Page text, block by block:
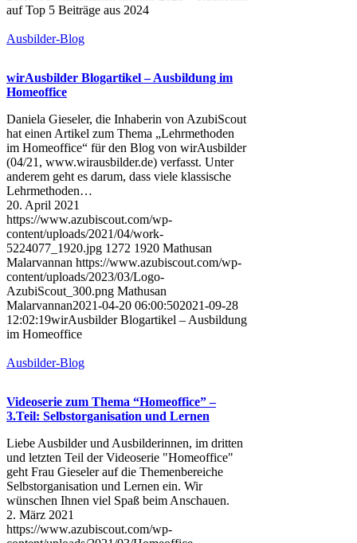
auf Top 5 Beiträge aus 2024
Ausbilder-Blog
wirAusbilder Blogartikel – Ausbildung im
Homeoffice
Daniela Gieseler, die Inhaberin von AzubiScout
hat einen Artikel zum Thema „Lehrmethoden
im Homeoffice“ für den Blog von wirAusbilder
(04/21, www.wirausbilder.de) verfasst. Unter
anderem geht es darum, dass viele klassische
Lehrmethoden…
20. April 2021
https://www.azubiscout.com/wp-
content/uploads/2021/04/work-
5224077_1920.jpg 1272 1920 Mathusan
Malarvannan https://www.azubiscout.com/wp-
content/uploads/2023/03/Logo-
AzubiScout_300.png Mathusan
Malarvannan2021-04-20 06:00:502021-09-28
12:02:19wirAusbilder Blogartikel – Ausbildung
im Homeoffice
Ausbilder-Blog
Videoserie zum Thema “Homeoffice” –
3.Teil: Selbstorganisation und Lernen
Liebe Ausbilder und Ausbilderinnen, im dritten
und letzten Teil der Videoserie "Homeoffice"
geht Frau Gieseler auf die Themenbereiche
Selbstorganisation und Lernen ein. Wir
wünschen Ihnen viel Spaß beim Anschauen.
2. März 2021
https://www.azubiscout.com/wp-